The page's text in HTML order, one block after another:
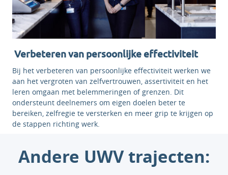
Verbeteren van persoonlijke effectiviteit
Bij het verbeteren van persoonlijke effectiviteit werken we
aan het vergroten van zelfvertrouwen, assertiviteit en het
leren omgaan met belemmeringen of grenzen. Dit
ondersteunt deelnemers om eigen doelen beter te
bereiken, zelfregie te versterken en meer grip te krijgen op
de stappen richting werk.
Andere UWV trajecten: